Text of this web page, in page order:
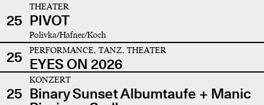
25
THEATER
PIVOT
Polivka/Hafner/Koch
25 PERFORMANCE, TANZ, THEATER
EYES ON 2026
25
KONZERT
Binary Sunset Albumtaufe + Manic